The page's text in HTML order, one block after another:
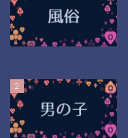
2